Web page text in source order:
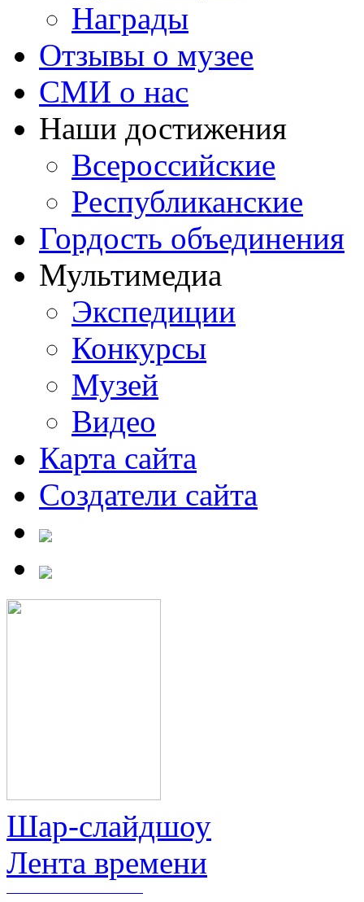
Награды
Отзывы о музее
СМИ о нас
Наши достижения
Всероссийские
Республиканские
Гордость объединения
Мультимедиа
Экспедиции
Конкурсы
Музей
Видео
Карта сайта
Создатели сайта
Шар-слайдшоу
Лента времени